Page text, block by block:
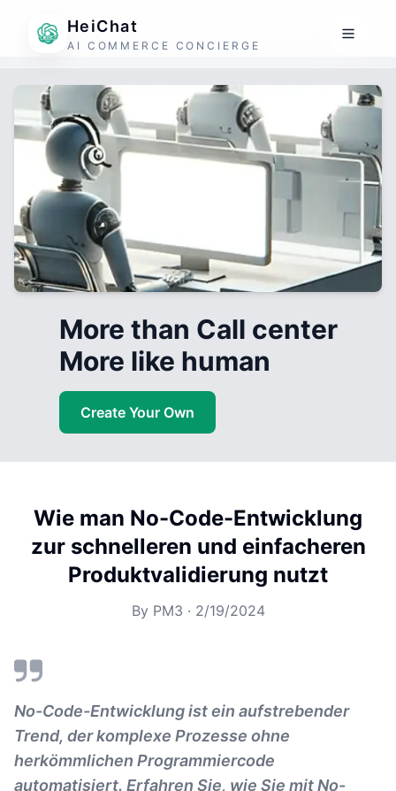
HeiChat
AI COMMERCE CONCIERGE
More than Call center
More like human
Create Your Own
Wie man No-Code-Entwicklung
zur schnelleren und einfacheren
Produktvalidierung nutzt
By PM3 · 2/19/2024
No-Code-Entwicklung ist ein aufstrebender
Trend, der komplexe Prozesse ohne
herkömmlichen Programmiercode
automatisiert. Erfahren Sie, wie Sie mit No-